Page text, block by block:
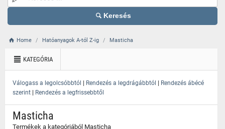
Keresés
Home Hatóanyagok A-tól Z-ig Masticha
KATEGÓRIA
Válogass a legolcsóbbtól | Rendezés a legdrágábbtól | Rendezés ábécé
szerint | Rendezés a legfrissebbtől
Masticha
Termékek a kategóriából Masticha